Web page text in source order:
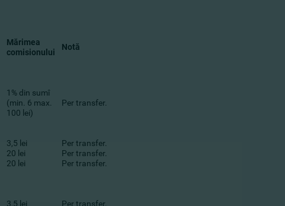
Mărimea
comisionului
Notă
1% din sumî
(min. 6 max.
100 lei)
Per transfer.
3,5 lei
Per transfer.
20 lei
Per transfer.
20 lei
Per transfer.
3,5 lei
Per transfer.